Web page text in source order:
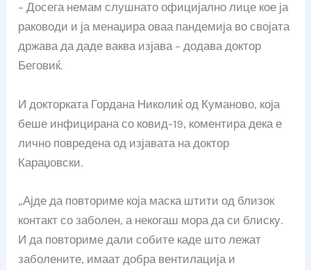
– Досега немам слушнато официјално лице кое ја
раководи и ја менаџира оваа пандемија во својата
држава да даде ваква изјава – додава доктор
Беговиќ.
И докторката Гордана Николиќ од Куманово, која
беше инфицирана со ковид-19, коментира дека е
лично повредена од изјавата на доктор
Караџовски.
„Ајде да повториме која маска штити од близок
контакт со заболен, а некогаш мора да си блиску.
И да повториме дали собите каде што лежат
заболените, имаат добра вентилација и